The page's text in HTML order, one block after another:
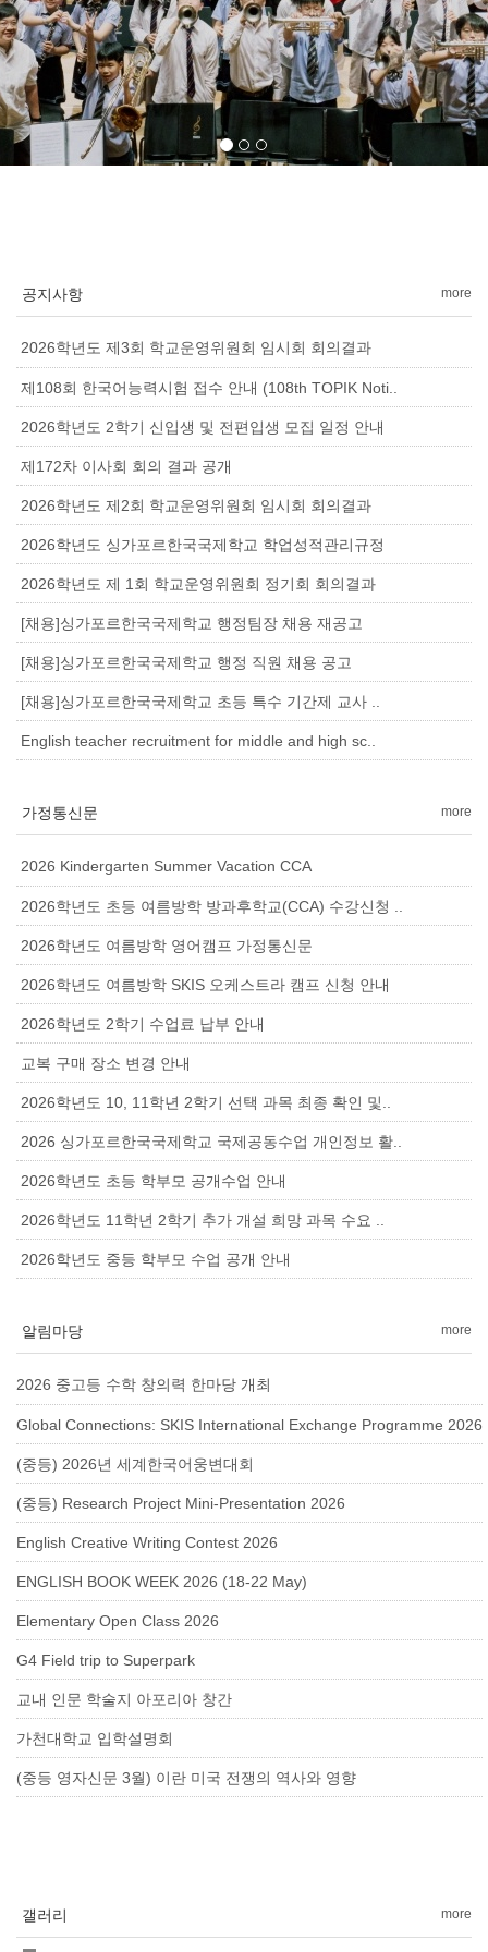
공지사항 more
2026학년도 제3회 학교운영위원회 임시회 회의결과
제108회 한국어능력시험 접수 안내 (108th TOPIK Noti..
2026학년도 2학기 신입생 및 전편입생 모집 일정 안내
제172차 이사회 회의 결과 공개
2026학년도 제2회 학교운영위원회 임시회 회의결과
2026학년도 싱가포르한국국제학교 학업성적관리규정
2026학년도 제 1회 학교운영위원회 정기회 회의결과
[채용]싱가포르한국국제학교 행정팀장 채용 재공고
[채용]싱가포르한국국제학교 행정 직원 채용 공고
[채용]싱가포르한국국제학교 초등 특수 기간제 교사 ..
English teacher recruitment for middle and high sc..
가정통신문 more
2026 Kindergarten Summer Vacation CCA
2026학년도 초등 여름방학 방과후학교(CCA) 수강신청 ..
2026학년도 여름방학 영어캠프 가정통신문
2026학년도 여름방학 SKIS 오케스트라 캠프 신청 안내
2026학년도 2학기 수업료 납부 안내
교복 구매 장소 변경 안내
2026학년도 10, 11학년 2학기 선택 과목 최종 확인 및..
2026 싱가포르한국국제학교 국제공동수업 개인정보 활..
2026학년도 초등 학부모 공개수업 안내
2026학년도 11학년 2학기 추가 개설 희망 과목 수요 ..
2026학년도 중등 학부모 수업 공개 안내
알림마당 more
2026 중고등 수학 창의력 한마당 개최
Global Connections: SKIS International Exchange Programme 2026
(중등) 2026년 세계한국어웅변대회
(중등) Research Project Mini-Presentation 2026
English Creative Writing Contest 2026
ENGLISH BOOK WEEK 2026 (18-22 May)
Elementary Open Class 2026
G4 Field trip to Superpark
교내 인문 학술지 아포리아 창간
가천대학교 입학설명회
(중등 영자신문 3월) 이란 미국 전쟁의 역사와 영향
갤러리 more